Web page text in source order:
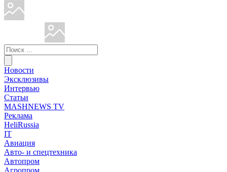
Новости
Эксклюзивы
Интервью
Статьи
MASHNEWS TV
Реклама
HeliRussia
IT
Авиация
Авто- и спецтехника
Автопром
Агропром